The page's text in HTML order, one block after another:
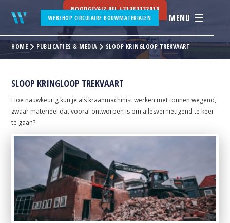
WEBSHOP CIRCULAIRE BOUWMATERIALEN MENU
NOODGEVAL? BEL+31383332010
HOME PUBLICATIES & MEDIA SLOOP KRINGLOOP TREKVAART
SLOOP KRINGLOOP TREKVAART
Hoe nauwkeurig kun je als kraanmachinist werken met tonnen wegend,
zwaar materieel dat vooral ontworpen is om allesvernietigend te keer
te gaan?